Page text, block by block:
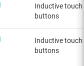
Inductive touch
buttons
Inductive touch
buttons